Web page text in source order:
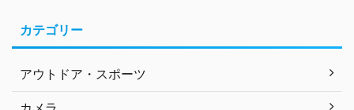
カテゴリー
アウトドア・スポーツ